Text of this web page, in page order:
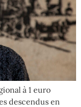
à 1 euro
descendus en